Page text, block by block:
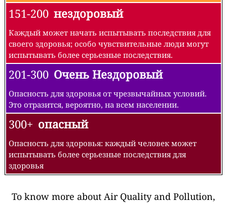
151-200 нездоровый
Каждый может начать испытывать последствия для
своего здоровья; особо чувствительные люди могут
испытывать более серьезные последствия.
201-300 Очень Нездоровый
Опасность для здоровья от чрезвычайных условий.
Это отразится, вероятно, на всем населении.
300+ опасный
Опасность для здоровья: каждый человек может
испытывать более серьезные последствия для
здоровья
To know more about Air Quality and Pollution,